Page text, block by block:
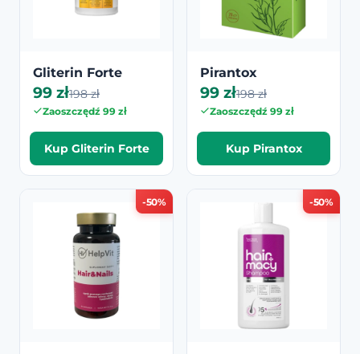
Gliterin Forte
99 zł198 zł
Zaoszczędź 99 zł
Kup Gliterin Forte
Pirantox
99 zł198 zł
Zaoszczędź 99 zł
Kup Pirantox
-50% -50%